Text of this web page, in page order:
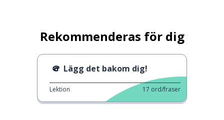
Rekommenderas för dig
Lägg det bakom dig!
Lektion 17 ord/fraser